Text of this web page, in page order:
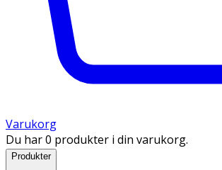
Varukorg
Du har 0 produkter i din varukorg.
Produkter